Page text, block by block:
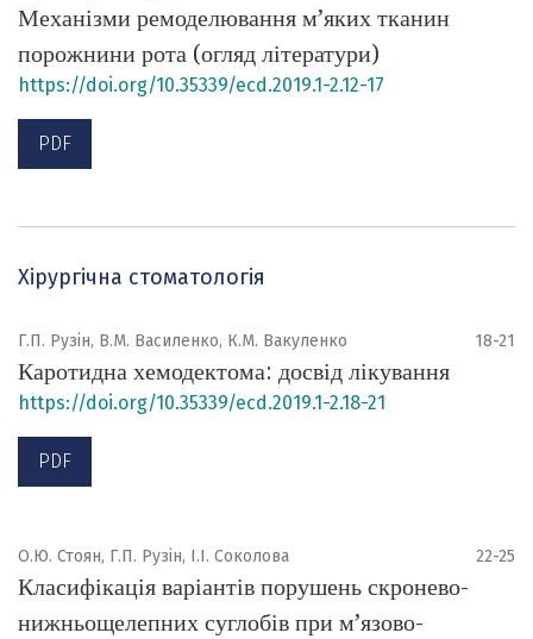
Механізми ремоделювання м’яких тканин
порожнини рота (огляд літератури)
https://doi.org/10.35339/ecd.2019.1-2.12-17
PDF
Хірургічна стоматологія
Г.П. Рузін, В.М. Василенко, К.М. Вакуленко 18-21
Каротидна хемодектома: досвід лікування
https://doi.org/10.35339/ecd.2019.1-2.18-21
PDF
О.Ю. Стоян, Г.П. Рузін, І.І. Соколова 22-25
Класифікація варіантів порушень скронево-
нижньощелепних суглобів при м’язово-